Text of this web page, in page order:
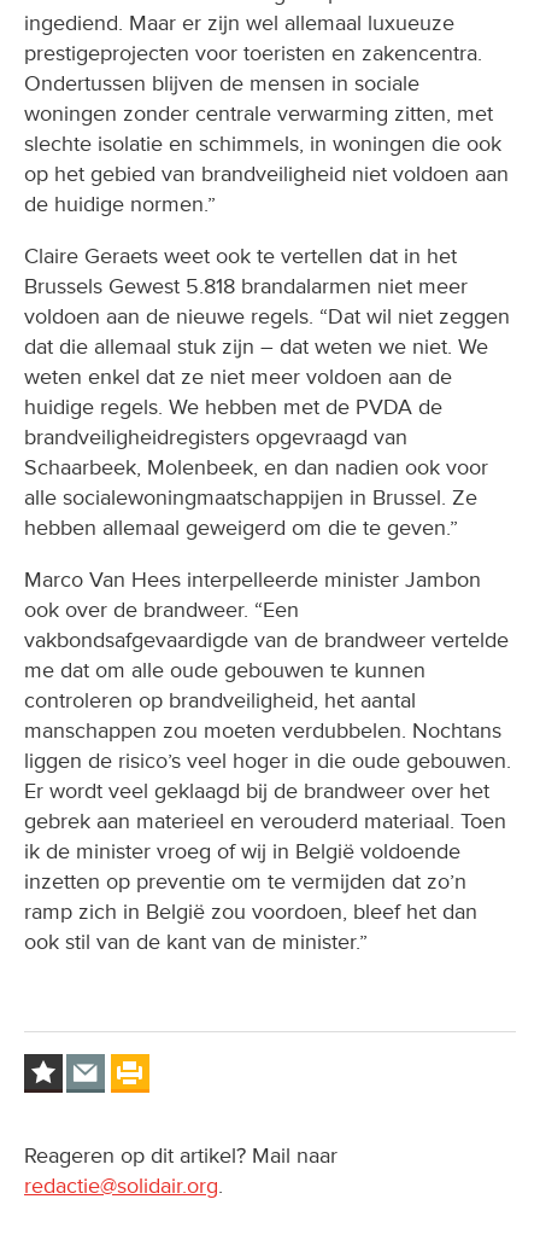
ingediend. Maar er zijn wel allemaal luxueuze
prestigeprojecten voor toeristen en zakencentra.
Ondertussen blijven de mensen in sociale
woningen zonder centrale verwarming zitten, met
slechte isolatie en schimmels, in woningen die ook
op het gebied van brandveiligheid niet voldoen aan
de huidige normen.”
Claire Geraets weet ook te vertellen dat in het
Brussels Gewest 5.818 brandalarmen niet meer
voldoen aan de nieuwe regels. “Dat wil niet zeggen
dat die allemaal stuk zijn – dat weten we niet. We
weten enkel dat ze niet meer voldoen aan de
huidige regels. We hebben met de PVDA de
brandveiligheidregisters opgevraagd van
Schaarbeek, Molenbeek, en dan nadien ook voor
alle socialewoningmaatschappijen in Brussel. Ze
hebben allemaal geweigerd om die te geven.”
Marco Van Hees interpelleerde minister Jambon
ook over de brandweer. “Een
vakbondsafgevaardigde van de brandweer vertelde
me dat om alle oude gebouwen te kunnen
controleren op brandveiligheid, het aantal
manschappen zou moeten verdubbelen. Nochtans
liggen de risico’s veel hoger in die oude gebouwen.
Er wordt veel geklaagd bij de brandweer over het
gebrek aan materieel en verouderd materiaal. Toen
ik de minister vroeg of wij in België voldoende
inzetten op preventie om te vermijden dat zo’n
ramp zich in België zou voordoen, bleef het dan
ook stil van de kant van de minister.”
Reageren op dit artikel? Mail naar
redactie@solidair.org.